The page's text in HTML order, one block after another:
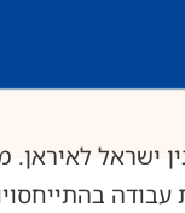
לאיראן.
עבודה